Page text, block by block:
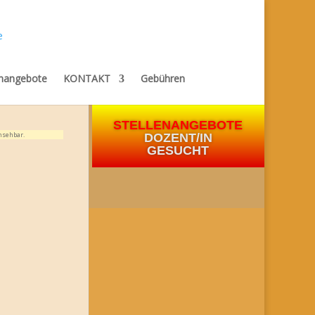
KONTAKT Gebühren
STELLENANGEBOTE
DOZENT/IN
GESUCHT